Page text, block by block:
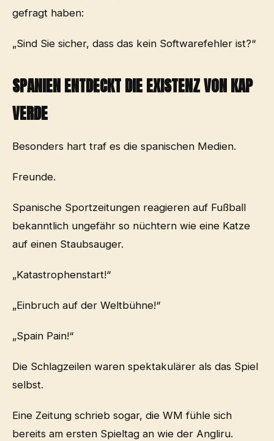
gefragt haben:
„Sind Sie sicher, dass das kein Softwarefehler ist?“
SPANIEN ENTDECKT DIE EXISTENZ VON KAP
VERDE
Besonders hart traf es die spanischen Medien.
Freunde.
Spanische Sportzeitungen reagieren auf Fußball
bekanntlich ungefähr so nüchtern wie eine Katze
auf einen Staubsauger.
„Katastrophenstart!“
„Einbruch auf der Weltbühne!“
„Spain Pain!“
Die Schlagzeilen waren spektakulärer als das Spiel
selbst.
Eine Zeitung schrieb sogar, die WM fühle sich
bereits am ersten Spieltag an wie der Angliru.